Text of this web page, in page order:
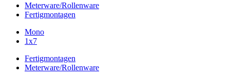
Meterware/Rollenware
Fertigmontagen
Mono
1x7
Fertigmontagen
Meterware/Rollenware